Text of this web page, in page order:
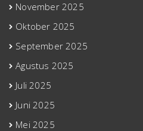
November 2025
Oktober 2025
September 2025
Agustus 2025
Juli 2025
Juni 2025
Mei 2025